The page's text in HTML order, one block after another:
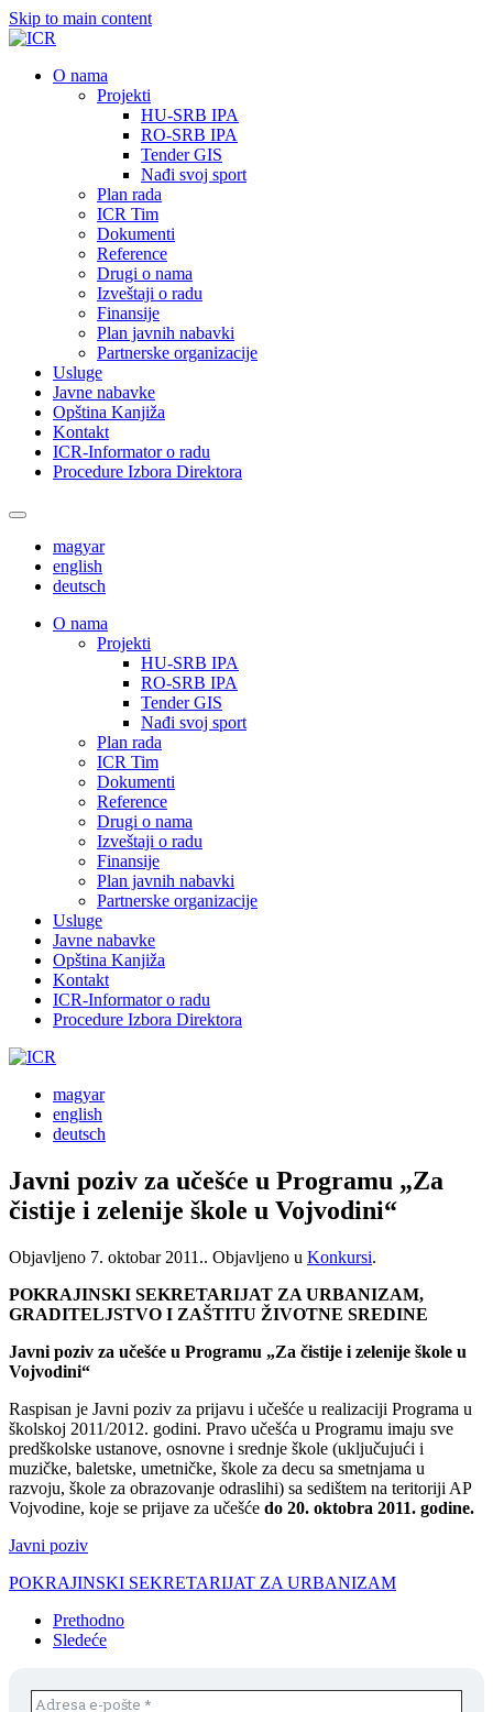
Skip to main content
О nama
Projekti
HU-SRB IPA
RO-SRB IPA
Tender GIS
Nađi svoj sport
Plan rada
ICR Tim
Dokumenti
Reference
Drugi o nama
Izveštaji o radu
Finansije
Plan javnih nabavki
Partnerske organizacije
Usluge
Javne nabavke
Opština Kanjiža
Kontakt
ICR-Informator o radu
Procedure Izbora Direktora
magyar
english
deutsch
О nama
Projekti
HU-SRB IPA
RO-SRB IPA
Tender GIS
Nađi svoj sport
Plan rada
ICR Tim
Dokumenti
Reference
Drugi o nama
Izveštaji o radu
Finansije
Plan javnih nabavki
Partnerske organizacije
Usluge
Javne nabavke
Opština Kanjiža
Kontakt
ICR-Informator o radu
Procedure Izbora Direktora
magyar
english
deutsch
Javni poziv za učešće u Programu „Za
čistije i zelenije škole u Vojvodini“
Objavljeno 7. oktobar 2011.. Objavljeno u Konkursi.
POKRAJINSKI SEKRETARIJAT ZA URBANIZAM,
GRADITELJSTVO I ZAŠTITU ŽIVOTNE SREDINE
Javni poziv za učešće u Programu „Za čistije i zelenije škole u
Vojvodini“
Raspisan je Javni poziv za prijavu i učešće u realizaciji Programa u
školskoj 2011/2012. godini. Pravo učešća u Programu imaju sve
predškolske ustanove, osnovne i srednje škole (uključujući i
muzičke, baletske, umetničke, škole za decu sa smetnjama u
razvoju, škole za obrazovanje odraslihi) sa sedištem na teritoriji AP
Vojvodine, koje se prijave za učešće do 20. oktobra 2011. godine.
Javni poziv
POKRAJINSKI SEKRETARIJAT ZA URBANIZAM
Prethodno
Sledeće